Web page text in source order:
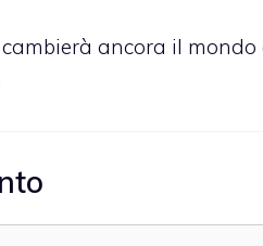
ancora il